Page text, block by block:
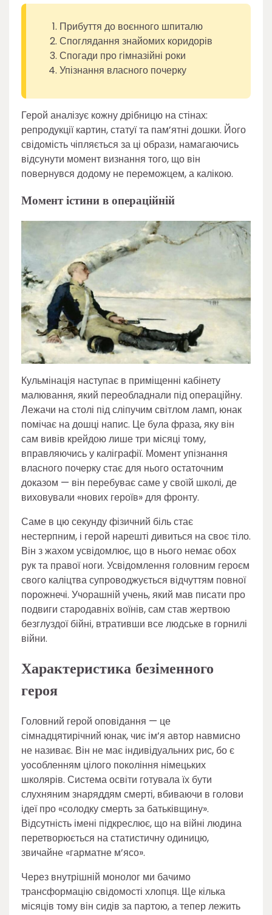
Прибуття до воєнного шпиталю
Споглядання знайомих коридорів
Спогади про гімназійні роки
Упізнання власного почерку
Герой аналізує кожну дрібницю на стінах:
репродукції картин, статуї та пам’ятні дошки. Його
свідомість чіпляється за ці образи, намагаючись
відсунути момент визнання того, що він
повернувся додому не переможцем, а калікою.
Момент істини в операційній
Кульмінація наступає в приміщенні кабінету
малювання, який переобладнали під операційну.
Лежачи на столі під сліпучим світлом ламп, юнак
помічає на дошці напис. Це була фраза, яку він
сам вивів крейдою лише три місяці тому,
вправляючись у каліграфії. Момент упізнання
власного почерку стає для нього остаточним
доказом — він перебуває саме у своїй школі, де
виховували «нових героїв» для фронту.
Саме в цю секунду фізичний біль стає
нестерпним, і герой нарешті дивиться на своє тіло.
Він з жахом усвідомлює, що в нього немає обох
рук та правої ноги. Усвідомлення головним героєм
свого каліцтва супроводжується відчуттям повної
порожнечі. Учорашній учень, який мав писати про
подвиги стародавніх воїнів, сам став жертвою
безглуздої бійні, втративши все людське в горнилі
війни.
Характеристика безіменного
героя
Головний герой оповідання — це
сімнадцятирічний юнак, чиє ім’я автор навмисно
не називає. Він не має індивідуальних рис, бо є
уособленням цілого покоління німецьких
школярів. Система освіти готувала їх бути
слухняним знаряддям смерті, вбиваючи в голови
ідеї про «солодку смерть за батьківщину».
Відсутність імені підкреслює, що на війні людина
перетворюється на статистичну одиницю,
звичайне «гарматне м’ясо».
Через внутрішній монолог ми бачимо
трансформацію свідомості хлопця. Ще кілька
місяців тому він сидів за партою, а тепер лежить